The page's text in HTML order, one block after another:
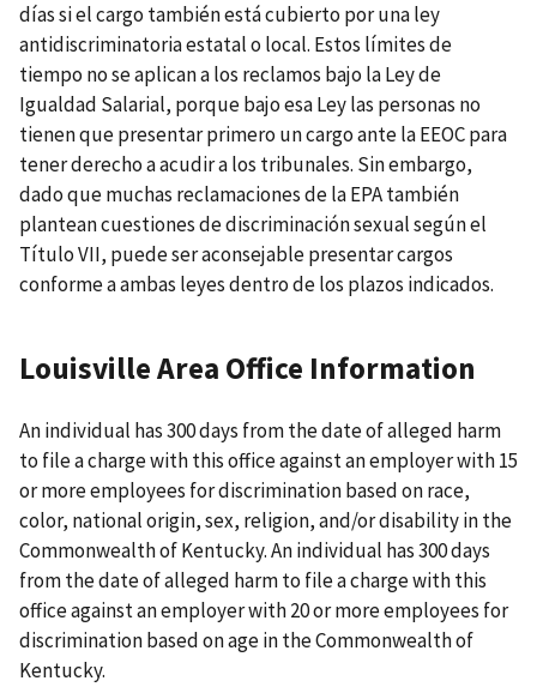
días si el cargo también está cubierto por una ley
antidiscriminatoria estatal o local. Estos límites de
tiempo no se aplican a los reclamos bajo la Ley de
Igualdad Salarial, porque bajo esa Ley las personas no
tienen que presentar primero un cargo ante la EEOC para
tener derecho a acudir a los tribunales. Sin embargo,
dado que muchas reclamaciones de la EPA también
plantean cuestiones de discriminación sexual según el
Título VII, puede ser aconsejable presentar cargos
conforme a ambas leyes dentro de los plazos indicados.
Louisville Area Office Information
An individual has 300 days from the date of alleged harm
to file a charge with this office against an employer with 15
or more employees for discrimination based on race,
color, national origin, sex, religion, and/or disability in the
Commonwealth of Kentucky. An individual has 300 days
from the date of alleged harm to file a charge with this
office against an employer with 20 or more employees for
discrimination based on age in the Commonwealth of
Kentucky.